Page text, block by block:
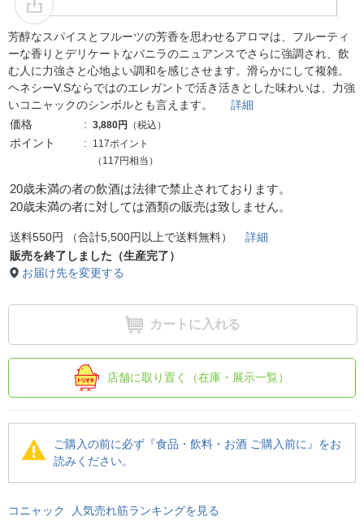
芳醇なスパイスとフルーツの芳香を思わせるアロマは、フルーティ
ーな香りとデリケートなバニラのニュアンスでさらに強調され、飲
む人に力強さと心地よい調和を感じさせます。滑らかにして複雑。
ヘネシーV.Sならではのエレガントで活き活きとした味わいは、力強
いコニャックのシンボルとも言えます。 詳細
価格
3,880円 （税込）
ポイント
117ポイント
（117円相当）
20歳未満の者の飲酒は法律で禁止されております。
20歳未満の者に対しては酒類の販売は致しません。
送料550円 （合計5,500円以上で送料無料）
詳細
販売を終了しました（生産完了）
お届け先を変更する
カートに入れる
店舗に取り置く（在庫・展示一覧）
ご購入の前に必ず『食品・飲料・お酒 ご購入前に』をお
読みください。
コニャック 人気売れ筋ランキングを見る